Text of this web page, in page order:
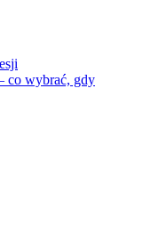
co wybrać, gdy